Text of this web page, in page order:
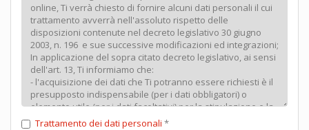
Trattamento dei dati personali *